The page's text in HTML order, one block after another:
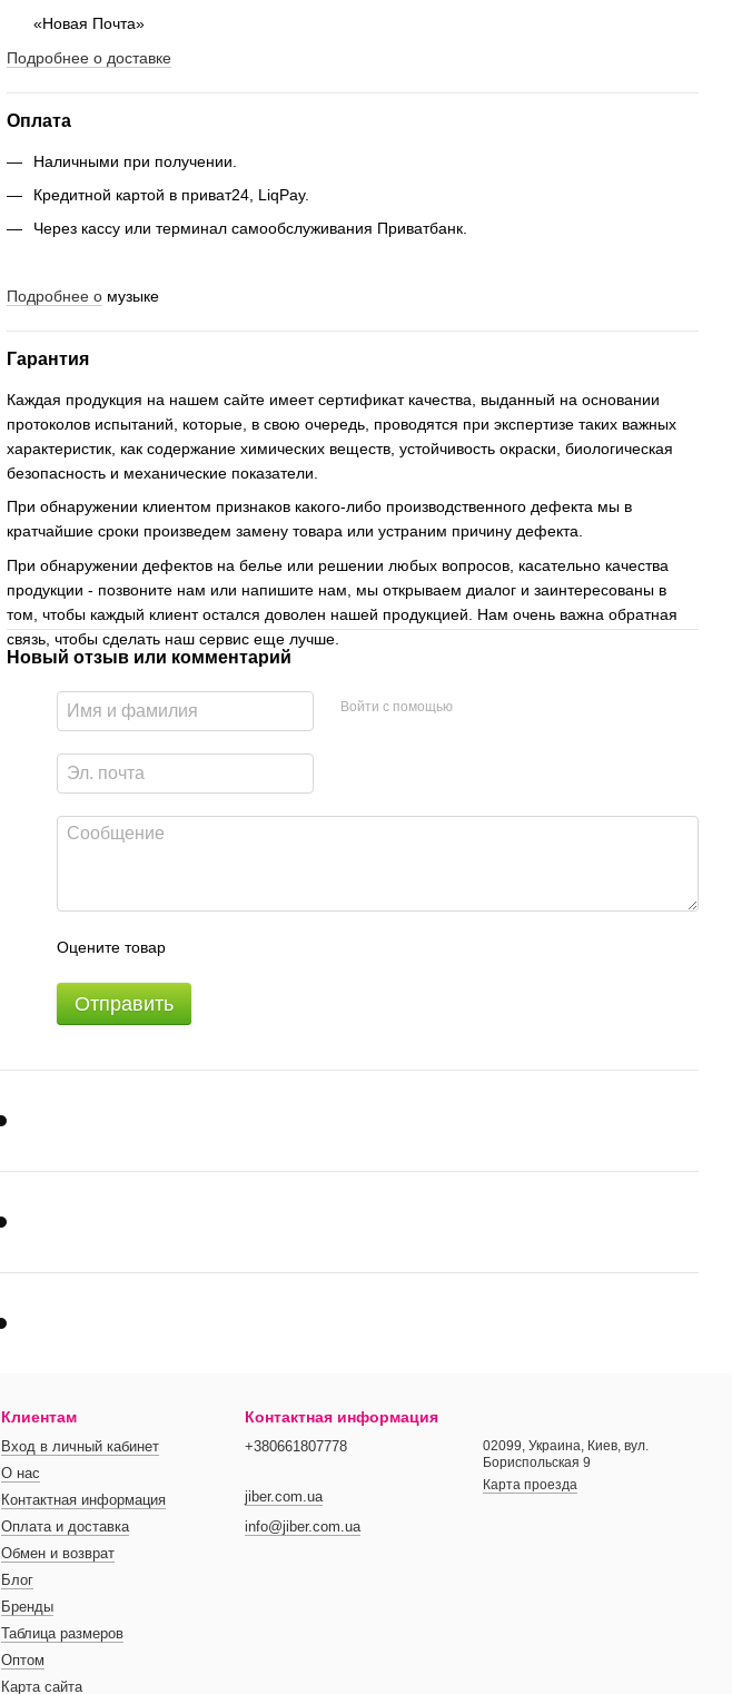
«Новая Почта»
Подробнее о доставке
Оплата
Наличными при получении.
Кредитной картой в приват24, LiqPay.
Через кассу или терминал самообслуживания Приватбанк.
Подробнее о музыке
Гарантия
Каждая продукция на нашем сайте имеет сертификат качества, выданный на основании
протоколов испытаний, которые, в свою очередь, проводятся при экспертизе таких важных
характеристик, как содержание химических веществ, устойчивость окраски, биологическая
безопасность и механические показатели.
При обнаружении клиентом признаков какого-либо производственного дефекта мы в
кратчайшие сроки произведем замену товара или устраним причину дефекта.
При обнаружении дефектов на белье или решении любых вопросов, касательно качества
продукции - позвоните нам или напишите нам, мы открываем диалог и заинтересованы в
том, чтобы каждый клиент остался доволен нашей продукцией. Нам очень важна обратная
связь, чтобы сделать наш сервис еще лучше.
Новый отзыв или комментарий
Войти с помощью
Оцените товар
Отправить
Клиентам
Вход в личный кабинет
О нас
Контактная информация
Оплата и доставка
Обмен и возврат
Блог
Бренды
Таблица размеров
Оптом
Карта сайта
Контактная информация
+380661807778
jiber.com.ua
info@jiber.com.ua
02099, Украина, Киев, вул.
Бориспольская 9
Карта проезда